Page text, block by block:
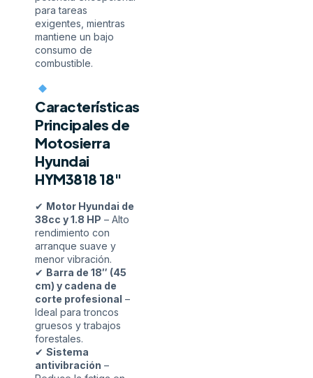
para tareas
exigentes, mientras
mantiene un bajo
consumo de
combustible.
Características
Principales de
Motosierra
Hyundai
HYM3818 18″
✔ Motor Hyundai de
38cc y 1.8 HP – Alto
rendimiento con
arranque suave y
menor vibración.
✔ Barra de 18″ (45
cm) y cadena de
corte profesional –
Ideal para troncos
gruesos y trabajos
forestales.
✔ Sistema
antivibración –